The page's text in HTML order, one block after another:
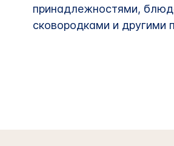
принадлежностями,
сковородками и другими